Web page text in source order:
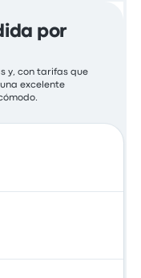
por
y, con tarifas que
excelente